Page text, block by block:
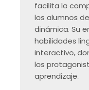
facilita la
los alumnos
dinámica. Su
habilidades
interactivo,
los
aprendizaje.